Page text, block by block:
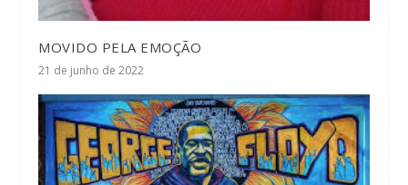
MOVIDO PELA EMOÇÃO
21 de junho de 2022